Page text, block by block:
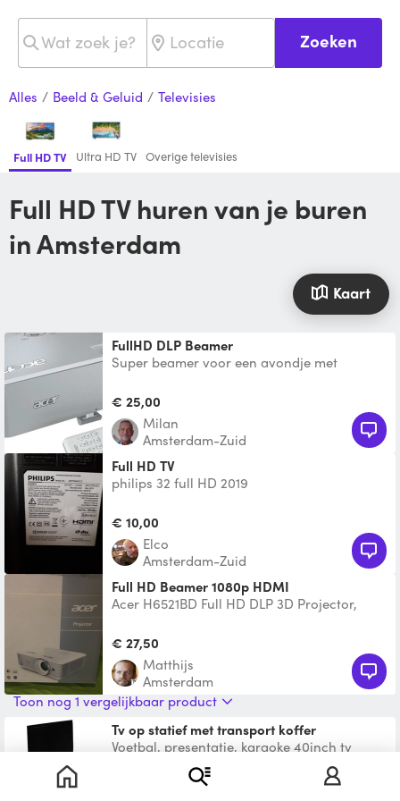
Zoeken
Alles / Beeld & Geluid / Televisies
Full HD TV Ultra HD TV Overige televisies
Full HD TV huren van je buren
in Amsterdam
Kaart
FullHD DLP Beamer
Super beamer voor een avondje met
etc.). Ook geschikt voor
€ 25,00
Milan
Amsterdam-Zuid
Full HD TV
philips 32 full HD 2019
€ 10,00
Elco
Amsterdam-Zuid
Full HD Beamer 1080p HDMI
Acer H6521BD Full HD DLP 3D Projector,
10,000:1, HDMI, VG
€ 27,50
Matthijs
Amsterdam
Toon nog 1 vergelijkbaar product
Tv op statief met transport koffer
Voetbal, presentatie, karaoke 40inch tv
scherm op handige statief. 90 cm breed bij
50 cm hoog. Prijs